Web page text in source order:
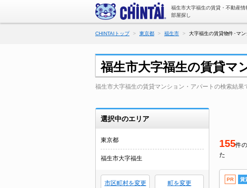
福生市大字福生の賃貸・不動産
部屋探し
CHINTAIトップ 東京都 福生市 大字福生の賃貸物件･マ
福生市大字福生の賃貸マ
福生市大字福生の賃貸マンション・アパートの検索結
選択中のエリア
東京都
福生市大字福生
市区町村を変更 町を変更
155件
た
PR 賃